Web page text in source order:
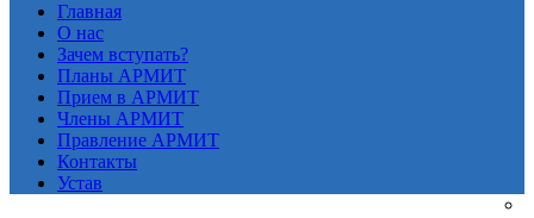
Главная
О нас
Зачем вступать?
Планы АРМИТ
Прием в АРМИТ
Члены АРМИТ
Правление АРМИТ
Контакты
Устав